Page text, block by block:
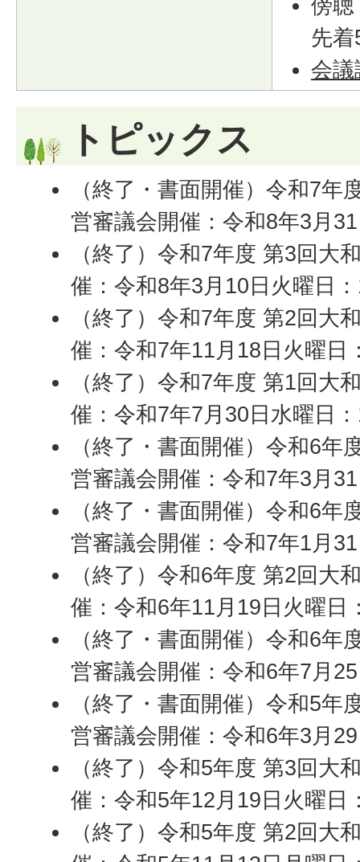
傍
先
会議
トピックス
（終了・書面開催）令和7年
営審議会開催：令和8年3月
（終了）令和7年度 第3回大
催：令和8年3月10日火曜日
（終了）令和7年度 第2回大
催：令和7年11月18日火曜日
（終了）令和7年度 第1回大
催：令和7年7月30日水曜日
（終了・書面開催）令和6年
営審議会開催：令和7年3月
（終了・書面開催）令和6年
営審議会開催：令和7年1月
（終了）令和6年度 第2回大
催：令和6年11月19日火曜日
（終了・書面開催）令和6年
営審議会開催：令和6年7月
（終了・書面開催）令和5年
営審議会開催：令和6年3月
（終了）令和5年度 第3回大
催：令和5年12月19日火曜日
（終了）令和5年度 第2回大